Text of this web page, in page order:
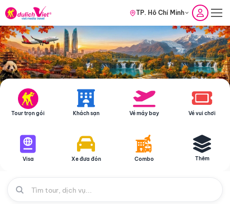
TP. Hồ Chí Minh
Tour trọn gói Khách sạn Vé máy bay Vé vui chơi
Visa Xe đưa đón Combo Thêm